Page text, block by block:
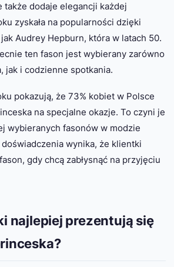
także dodaje elegancji każdej
zyskała na popularności dzięki
Audrey Hepburn, która w latach 50.
ten fason jest wybierany zarówno
jak i codzienne spotkania.
pokazują, że 73% kobiet w Polsce
na specjalne okazje. To czyni je
wybieranych fasonów w modzie
wynika, że klientki
gdy chcą zabłysnąć na przyjęciu
najlepiej prezentują się